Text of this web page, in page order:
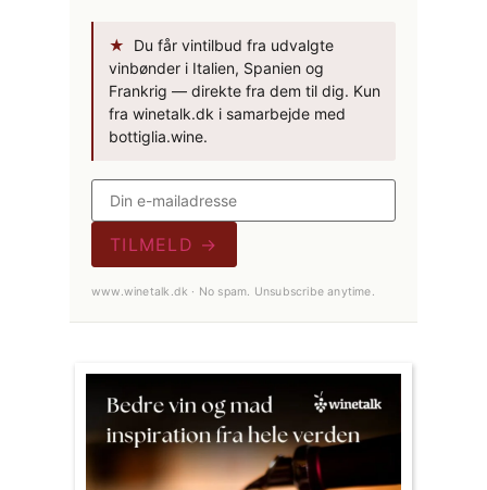
★
Du får vintilbud fra udvalgte
vinbønder i Italien, Spanien og
Frankrig — direkte fra dem til dig. Kun
fra winetalk.dk i samarbejde med
bottiglia.wine.
TILMELD →
www.winetalk.dk · No spam. Unsubscribe anytime.